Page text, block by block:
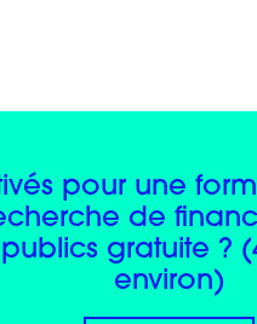
pour une
de
publics gratuite ?
environ)